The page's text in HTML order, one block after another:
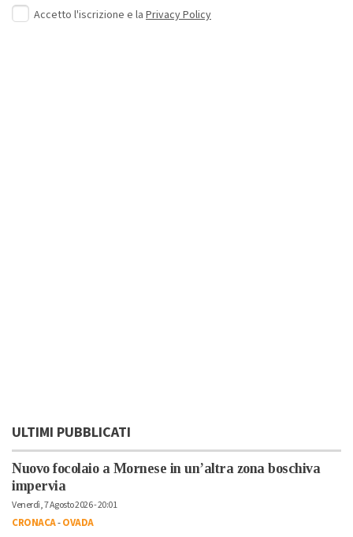
Accetto l'iscrizione e la Privacy Policy
ULTIMI PUBBLICATI
Nuovo focolaio a Mornese in un’altra zona boschiva
impervia
Venerdì, 7 Agosto 2026 - 20:01
CRONACA-OVADA